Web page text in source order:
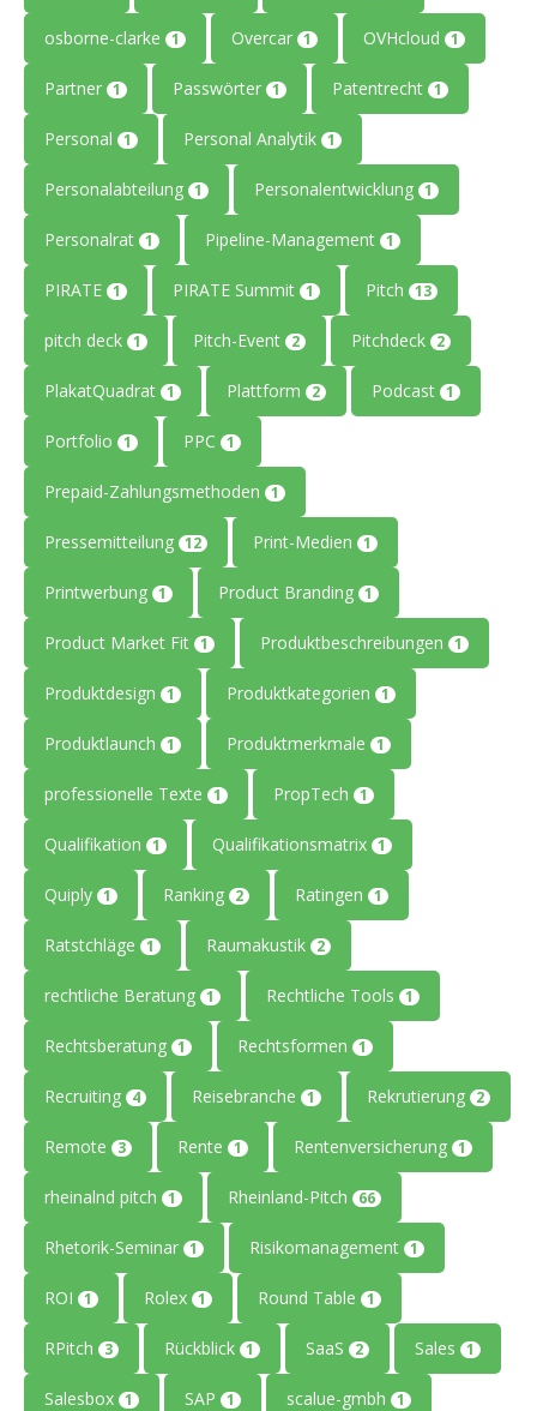
osborne-clarke 1 Overcar 1 OVHcloud 1
Partner 1 Passwörter 1 Patentrecht 1
Personal 1 Personal Analytik 1
Personalabteilung 1 Personalentwicklung 1
Personalrat 1 Pipeline-Management 1
PIRATE 1 PIRATE Summit 1 Pitch 13
pitch deck 1 Pitch-Event 2 Pitchdeck 2
PlakatQuadrat 1 Plattform 2 Podcast 1
Portfolio 1 PPC 1
Prepaid-Zahlungsmethoden 1
Pressemitteilung 12 Print-Medien 1
Printwerbung 1 Product Branding 1
Product Market Fit 1 Produktbeschreibungen 1
Produktdesign 1 Produktkategorien 1
Produktlaunch 1 Produktmerkmale 1
professionelle Texte 1 PropTech 1
Qualifikation 1 Qualifikationsmatrix 1
Quiply 1 Ranking 2 Ratingen 1
Ratstchläge 1 Raumakustik 2
rechtliche Beratung 1 Rechtliche Tools 1
Rechtsberatung 1 Rechtsformen 1
Recruiting 4 Reisebranche 1 Rekrutierung 2
Remote 3 Rente 1 Rentenversicherung 1
rheinalnd pitch 1 Rheinland-Pitch 66
Rhetorik-Seminar 1 Risikomanagement 1
ROI 1 Rolex 1 Round Table 1
RPitch 3 Rückblick 1 SaaS 2 Sales 1
Salesbox 1 SAP 1 scalue-gmbh 1